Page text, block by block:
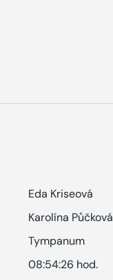
Eda Kriseová
Karolína Půčková
Tympanum
08:54:26 hod.